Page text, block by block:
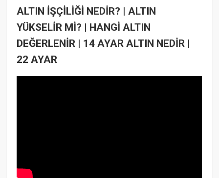
ALTIN İŞÇİLİĞİ NEDİR? | ALTIN
YÜKSELİR Mİ? | HANGİ ALTIN
DEĞERLENİR | 14 AYAR ALTIN NEDİR |
22 AYAR